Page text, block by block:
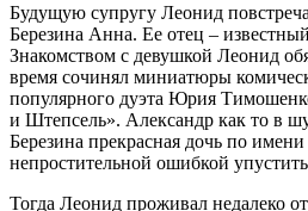
Будущую супругу Леонид
Березина Анна. Ее отец –
Знакомством с девушкой Леонид
время сочинял миниатюры
популярного дуэта Юрия
и Штепсель». Александр как то в
Березина прекрасная дочь по
непростительной ошибкой
Тогда Леонид проживал недалеко